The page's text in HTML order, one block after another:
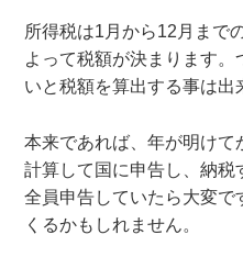
所得税は1月から12月まで
よって税額が決まります
いと税額を算出する事は出
本来であれば、年が明けて
計算して国に申告し、納
全員申告していたら大変で
くるかもしれません。